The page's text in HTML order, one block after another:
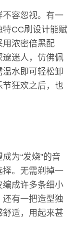
不容忽视。有一
CC刷设计能赋
用浓密倍黑配
邃迷人，仿佛佩
水即可轻松卸
节狂欢之后，也
为“发烧”的音
择。无需剃掉一
成许多条细小
有一把造型独
适，用起来甚